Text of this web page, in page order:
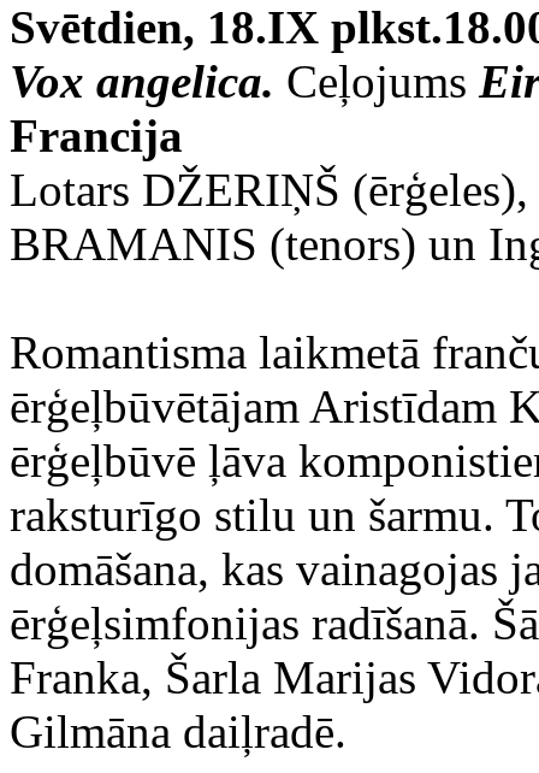
Svētdien, 18.IX
Vox angelica. Ceļojums
Francija
‍Lotars DŽERIŅŠ
BRAMANIS (tenors) un
‍Romantisma laikmetā
ērģeļbūvētājam Aristīdam
ērģeļbūvē ļāva
raksturīgo stilu un šarmu.
domāšana, kas vainagojas
ērģeļsimfonijas radīšanā.
Franka, Šarla Marijas
Gilmāna daiļradē.